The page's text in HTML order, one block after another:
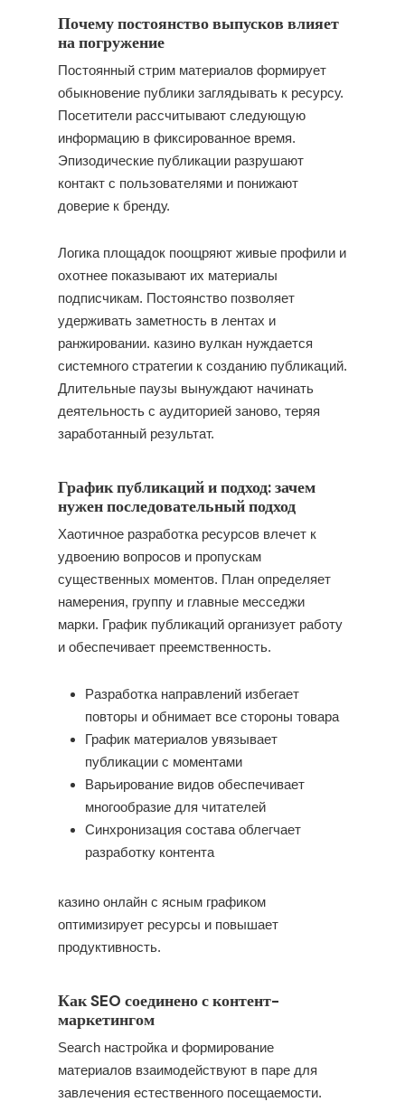
Почему постоянство выпусков влияет
на погружение
Постоянный стрим материалов формирует
обыкновение публики заглядывать к ресурсу.
Посетители рассчитывают следующую
информацию в фиксированное время.
Эпизодические публикации разрушают
контакт с пользователями и понижают
доверие к бренду.
Логика площадок поощряют живые профили и
охотнее показывают их материалы
подписчикам. Постоянство позволяет
удерживать заметность в лентах и
ранжировании. казино вулкан нуждается
системного стратегии к созданию публикаций.
Длительные паузы вынуждают начинать
деятельность с аудиторией заново, теряя
заработанный результат.
График публикаций и подход: зачем
нужен последовательный подход
Хаотичное разработка ресурсов влечет к
удвоению вопросов и пропускам
существенных моментов. План определяет
намерения, группу и главные месседжи
марки. График публикаций организует работу
и обеспечивает преемственность.
Разработка направлений избегает
повторы и обнимает все стороны товара
График материалов увязывает
публикации с моментами
Варьирование видов обеспечивает
многообразие для читателей
Синхронизация состава облегчает
разработку контента
казино онлайн с ясным графиком
оптимизирует ресурсы и повышает
продуктивность.
Как SEO соединено с контент-
маркетингом
Search настройка и формирование
материалов взаимодействуют в паре для
завлечения естественного посещаемости.